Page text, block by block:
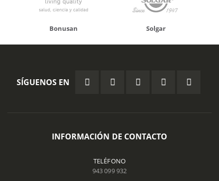
Solgar Hifas da Terra
SÍGUENOS EN
INFORMACIÓN DE CONTACTO
TELÉFONO
943 099 932